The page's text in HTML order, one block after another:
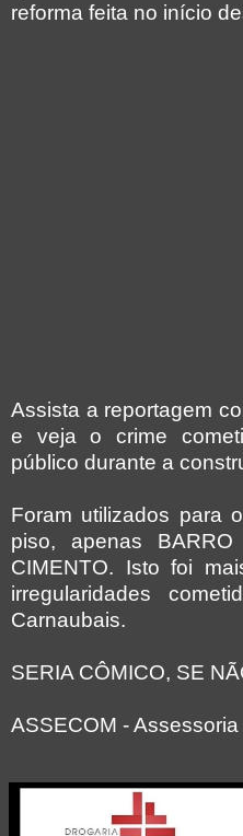
reforma feita no início
Assista a reportagem
e veja o crime
público durante a
Foram utilizados para
piso, apenas
CIMENTO. Isto foi
irregularidades
Carnaubais.
SERIA CÔMICO, SE
ASSECOM -